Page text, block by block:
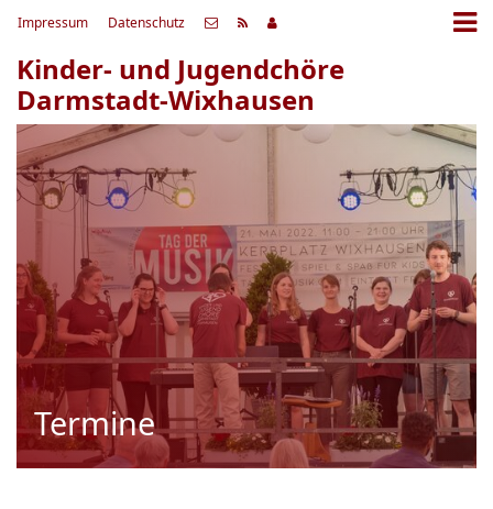
Impressum Datenschutz
Kinder- und Jugendchöre
Darmstadt-Wixhausen
Termine